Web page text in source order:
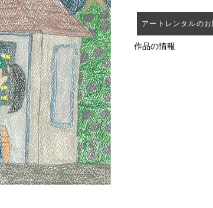
作品の情報
アートレンタルの